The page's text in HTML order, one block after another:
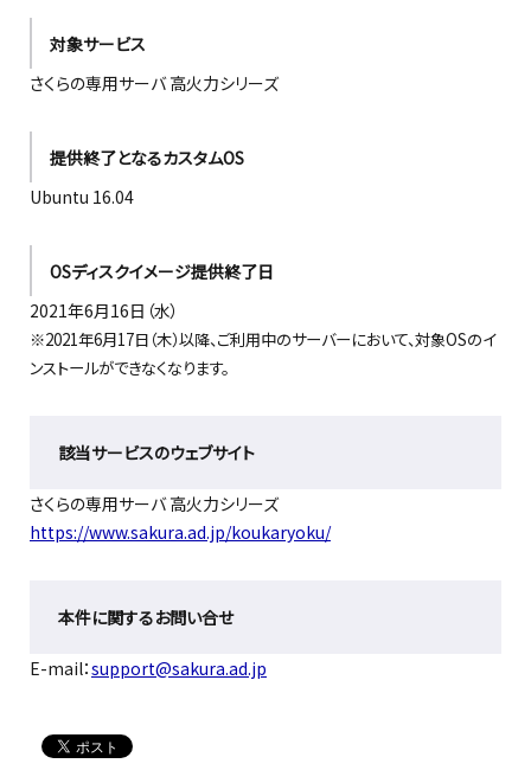
対象サービス
さくらの専用サーバ 高火力シリーズ
提供終了となるカスタムOS
Ubuntu 16.04
OSディスクイメージ提供終了日
2021年6月16日（水）
※2021年6月17日（木）以降、ご利用中のサーバーにおいて、対象OSのイ
ンストールができなくなります。
該当サービスのウェブサイト
さくらの専用サーバ 高火力シリーズ
https://www.sakura.ad.jp/koukaryoku/
本件に関するお問い合せ
E-mail：support@sakura.ad.jp